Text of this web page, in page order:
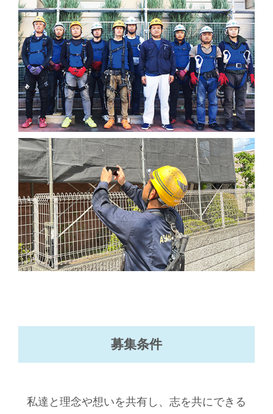
募集条件
私達と理念や想いを共有し、志を共にできる